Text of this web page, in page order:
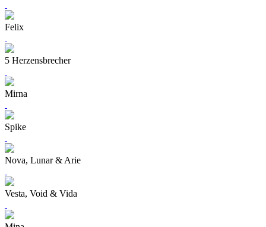
Felix
5 Herzensbrecher
Mirna
Spike
Nova, Lunar & Arie
Vesta, Void & Vida